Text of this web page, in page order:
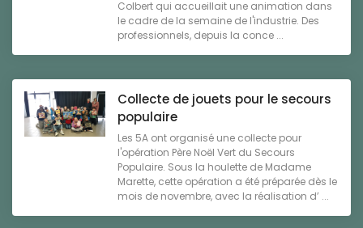
Colbert qui accueillait une animation dans
le cadre de la semaine de l'industrie. Des
professionnels, depuis la conce ...
Collecte de jouets pour le secours
populaire
Les 5A ont organisé une collecte pour
l'opération Père Noël Vert du Secours
Populaire. Sous la houlette de Madame
Marette, cette opération a été préparée dès le
mois de novembre, avec la réalisation d’ ...